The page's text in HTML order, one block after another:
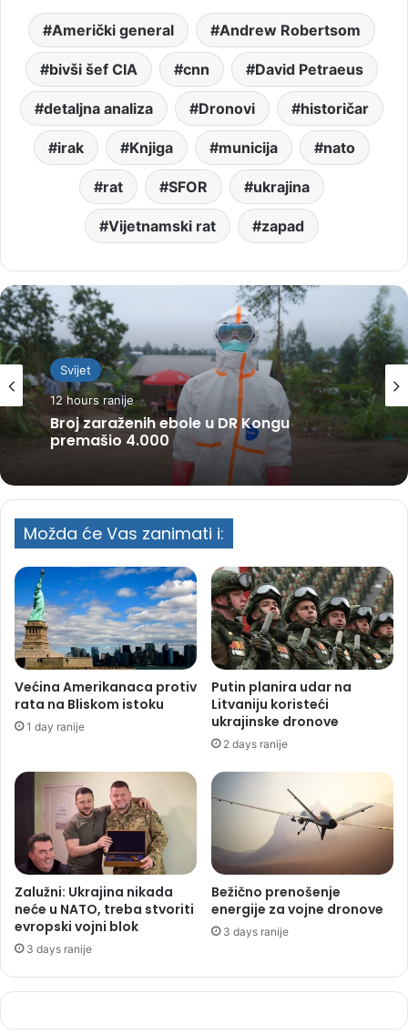
Američki general Andrew Robertsom
bivši šef CIA cnn David Petraeus
detaljna analiza Dronovi historičar
irak Knjiga municija nato
rat SFOR ukrajina
Vijetnamski rat zapad
Svijet
12 hours ranije
Broj zaraženih ebole u DR Kongu
premašio 4.000
Možda će Vas zanimati i:
Većina Amerikanaca protiv
rata na Bliskom istoku
1 day ranije
Putin planira udar na
Litvaniju koristeći
ukrajinske dronove
2 days ranije
Zalužni: Ukrajina nikada
neće u NATO, treba stvoriti
evropski vojni blok
3 days ranije
Bežično prenošenje
energije za vojne dronove
3 days ranije